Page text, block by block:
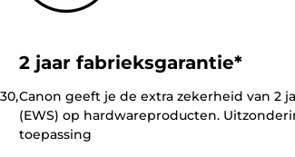
2 jaar fabrieksgarantie*
Canon geeft je de extra zekerheid van 2
(EWS) op hardwareproducten.
toepassing